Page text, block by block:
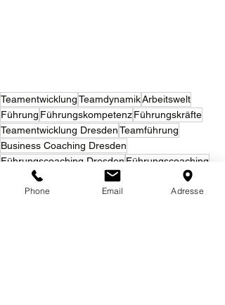
TeamentwicklungTeamdynamikArbeitswelt
Führung FührungskompetenzFührungskräfte
Teamentwicklung DresdenTeamführung
Business Coaching Dresden
Führungscoaching Dresden Führungscoaching
Psychische Gesundheit
Kollegialer Austausch
ResilienzFührungskräfte Dresden
Peer-Gruppen
Phone Email Adresse